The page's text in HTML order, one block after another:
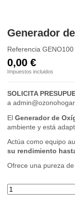
Generador
Referencia GENO100
0,00 €
Impuestos incluidos
SOLICITA
a
El Generador de
ambiente y está
Actúa como equipo
su rendimiento
Ofrece una pureza